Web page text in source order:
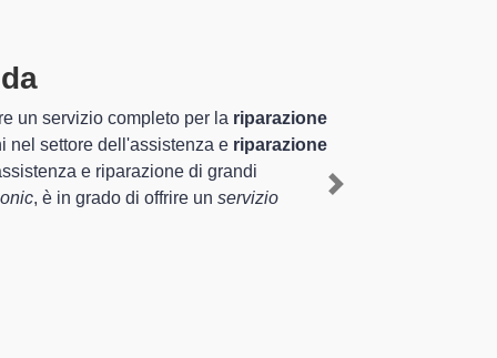
pluriennale nel territorio di Spino d'Adda e
Panasonic a Spino d'Adda, mediante il ripristino
Next